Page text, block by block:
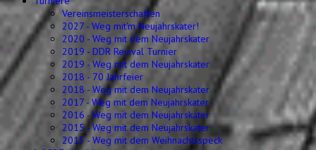
Vereinsmeisterschaften
2027 - Weg mit'm Neujahrskater!
2020 - Weg mit dem Neujahrskater
2019 - DDR Revival Turnier
2019 - Weg mit dem Neujahrskater
2018 - 70 Jahrfeier
2018 - Weg mit dem Neujahrskater
2017 - Weg mit dem Neujahrskater
2016 - Weg mit dem Neujahrskater
2015 - Weg mit dem Neujahrskater
2013 - Weg mit dem Weihnachtsspeck